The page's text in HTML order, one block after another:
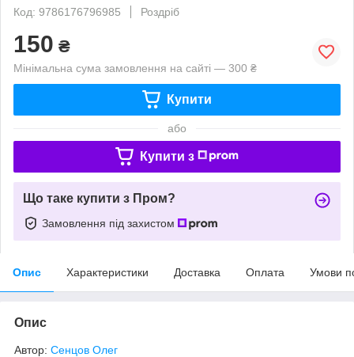
Код: 9786176796985
Роздріб
150 ₴
Мінімальна сума замовлення на сайті — 300 ₴
Купити
або
Купити з
Що таке купити з Пром?
Замовлення під захистом
Опис Характеристики Доставка Оплата Умови
Опис
Автор: Сенцов Олег